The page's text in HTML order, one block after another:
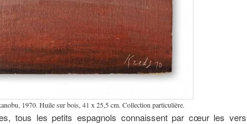
1970. Huile sur bois, 41 x 25,5 cm. Collection particulière.
tous les petits espagnols connaissent par cœur les vers